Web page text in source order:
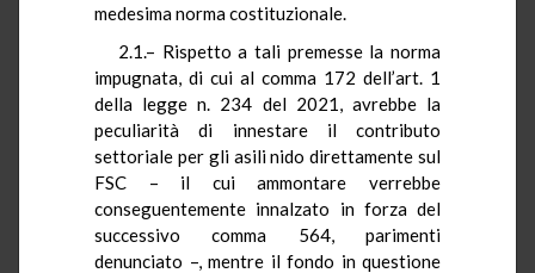
medesima norma costituzionale.
2.1.– Rispetto a tali premesse la norma
impugnata, di cui al comma 172 dell’art. 1
della legge n. 234 del 2021, avrebbe la
peculiarità di innestare il contributo
settoriale per gli asili nido direttamente sul
FSC – il cui ammontare verrebbe
conseguentemente innalzato in forza del
successivo comma 564, parimenti
denunciato –, mentre il fondo in questione